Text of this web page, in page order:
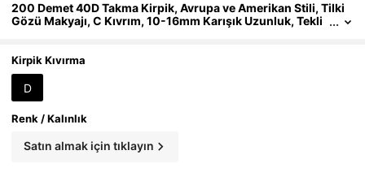
200 Demet 40D Takma Kirpik, Avrupa ve Amerikan Stili, Tilki
Gözü Makyajı, C Kıvrım, 10-16mm Karışık Uzunluk, Tekli
Tasarruf, Yeni Başlayanlar İçin Uygun, Yeniden Kullanılabilir, S
eyahat, Fotoğrafçılık, Festivaller ve Partiler İçin Uygun, En İyi
Arkadaş ve Kız Arkadaş İçin Mükemmel Tatil Hediyesi
Kirpik Kıvırma
D
Renk / Kalınlık
Satın almak için tıklayın